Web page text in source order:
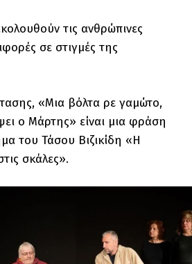
τις ανθρώπινες
σε στιγμές της
«Μια βόλτα ρε γαμώτο,
ο Μάρτης» είναι μια φράση
του Τάσου Βιζικίδη «Η
σκάλες».